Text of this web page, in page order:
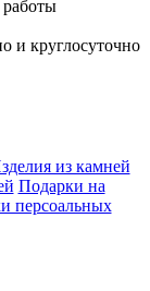
и круглосуточно
из камней
Подарки на
персоальных